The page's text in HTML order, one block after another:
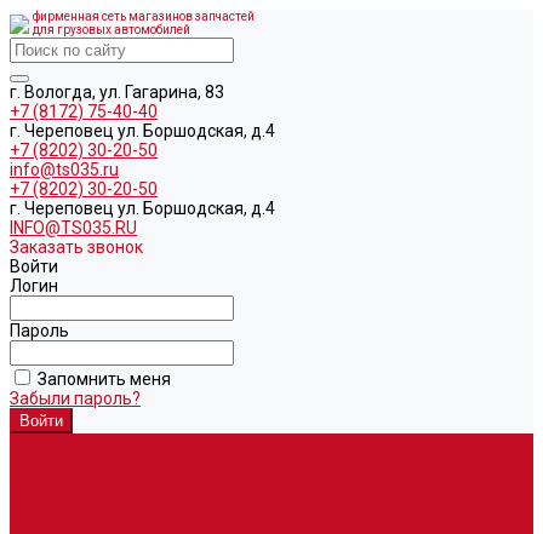
фирменная сеть магазинов запчастей
для грузовых автомобилей
г. Вологда, ул. Гагарина, 83
+7 (8172) 75-40-40
г. Череповец ул. Боршодская, д.4
+7 (8202) 30-20-50
info@ts035.ru
+7 (8202) 30-20-50
г. Череповец ул. Боршодская, д.4
INFO@TS035.RU
Заказать звонок
Войти
Логин
Пароль
Запомнить меня
Забыли пароль?